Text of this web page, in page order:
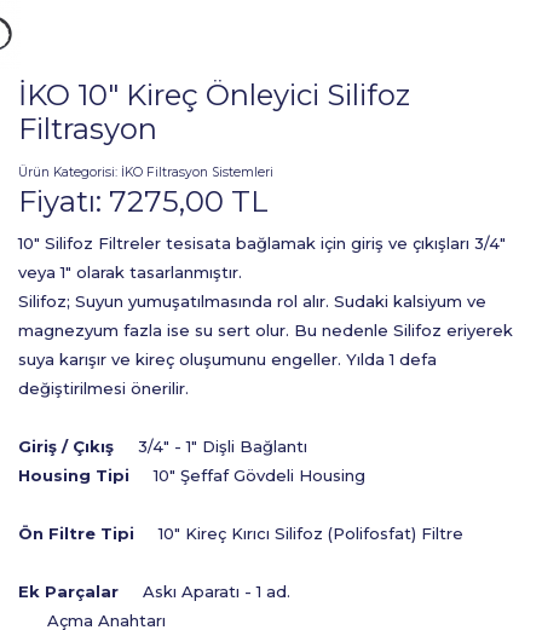
İKO 10" Kireç Önleyici Silifoz
Filtrasyon
Ürün Kategorisi: İKO Filtrasyon Sistemleri
Fiyatı: 7275,00 TL
10" Silifoz Filtreler tesisata bağlamak için giriş ve çıkışları 3/4"
veya 1" olarak tasarlanmıştır.
Silifoz; Suyun yumuşatılmasında rol alır. Sudaki kalsiyum ve
magnezyum fazla ise su sert olur. Bu nedenle Silifoz eriyerek
suya karışır ve kireç oluşumunu engeller. Yılda 1 defa
değiştirilmesi önerilir.
Giriş / Çıkış
3/4" - 1" Dişli Bağlantı
Housing Tipi
10" Şeffaf Gövdeli Housing
Ön Filtre Tipi 10" Kireç Kırıcı Silifoz (Polifosfat) Filtre
Ek Parçalar Askı Aparatı - 1 ad.
Açma Anahtarı